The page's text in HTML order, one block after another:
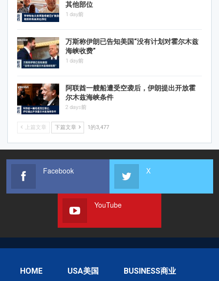
其他部位
1 day前
万斯称伊朗已告知美国“没有计划对霍尔木兹
海峡收费”
1 day前
阿联酋一艘船遭受空袭后，伊朗提出开放霍
尔木兹海峡条件
2 days前
上篇文章 下篇文章 1的3,477
Facebook X
YouTube
HOME USA美国 BUSINESS商业